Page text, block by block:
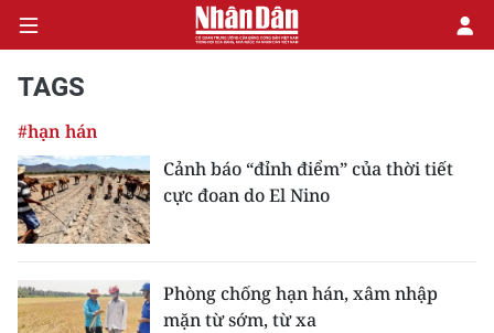
CHÍNH TRỊ
KINH TẾ
XÃ HỘI
TAGS
#hạn hán
Cảnh báo “đỉnh điểm” của thời tiết
cực đoan do El Nino
Phòng chống hạn hán, xâm nhập
mặn từ sớm, từ xa